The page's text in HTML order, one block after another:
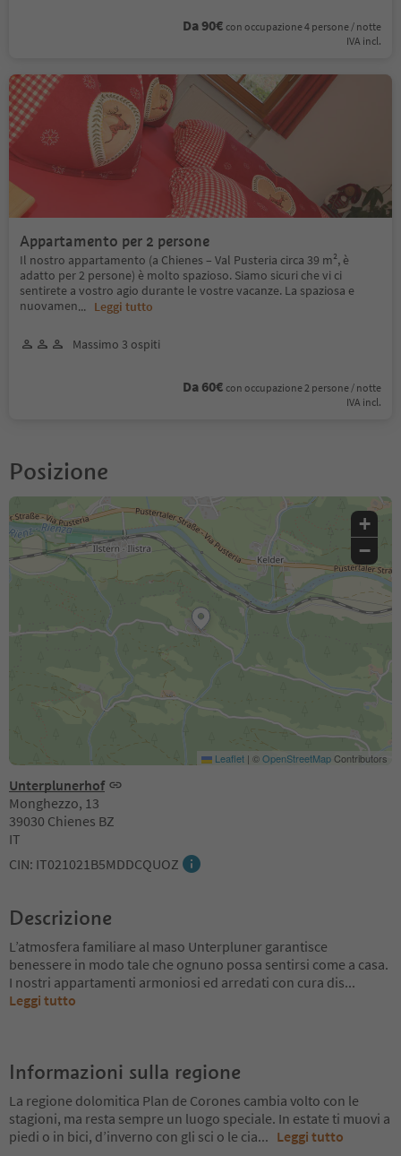
Da 90€ con occupazione 4 persone / notte
IVA incl.
Appartamento per 2 persone
Il nostro appartamento (a Chienes – Val Pusteria circa 39 m², è
adatto per 2 persone) è molto spazioso. Siamo sicuri che vi ci
sentirete a vostro agio durante le vostre vacanze. La spaziosa e
nuovamen... Leggi tutto
Massimo 3 ospiti
Da 60€ con occupazione 2 persone / notte
IVA incl.
Posizione
Unterplunerhof
Monghezzo, 13
39030 Chienes BZ
IT
CIN: IT021021B5MDDCQUOZ
+
−
Leaflet | ©OpenStreetMapContributors
Descrizione
L’atmosfera familiare al maso Unterpluner garantisce
benessere in modo tale che ognuno possa sentirsi come a casa.
I nostri appartamenti armoniosi ed arredati con cura dis...
Leggi tutto
Informazioni sulla regione
La regione dolomitica Plan de Corones cambia volto con le
stagioni, ma resta sempre un luogo speciale. In estate ti muovi a
piedi o in bici, d’inverno con gli sci o le cia... Leggi tutto